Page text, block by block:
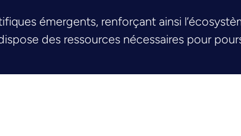
émergents, renforçant ainsi
des ressources nécessaires pour